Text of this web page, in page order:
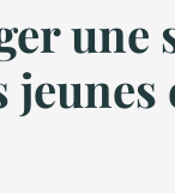
une
jeunes